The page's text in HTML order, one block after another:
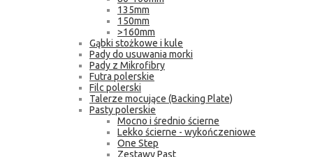
135mm
150mm
>160mm
Gąbki stożkowe i kule
Pady do usuwania morki
Pady z Mikrofibry
Futra polerskie
Filc polerski
Talerze mocujące (Backing Plate)
Pasty polerskie
Mocno i średnio ścierne
Lekko ścierne - wykończeniowe
One Step
Zestawy Past